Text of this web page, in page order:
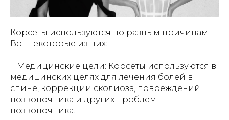
Корсеты используются по разным причинам.
Вот некоторые из них:
1. Медицинские цели: Корсеты используются в
медицинских целях для лечения болей в
спине, коррекции сколиоза, повреждений
позвоночника и других проблем
позвоночника.